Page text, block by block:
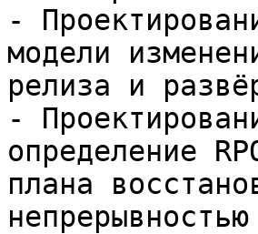
-
модели
релиза и
-
определение
плана